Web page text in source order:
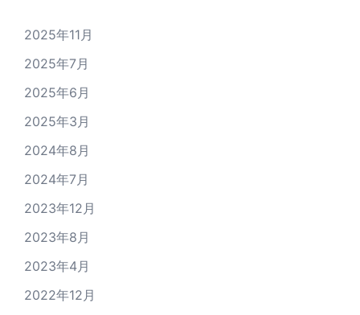
2025年11月
2025年7月
2025年6月
2025年3月
2024年8月
2024年7月
2023年12月
2023年8月
2023年4月
2022年12月